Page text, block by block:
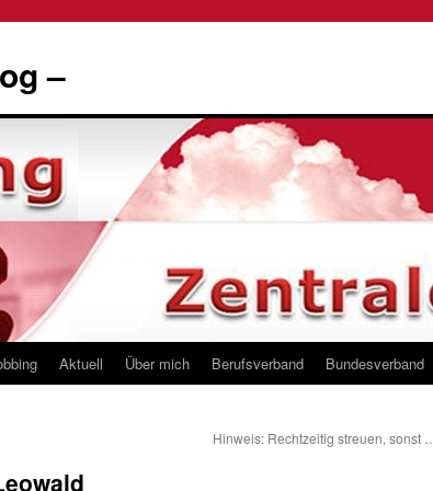
–
Aktuell Über mich Berufsverband Bundesverband
Hinweis: Rechtzeitig streuen, sonst …